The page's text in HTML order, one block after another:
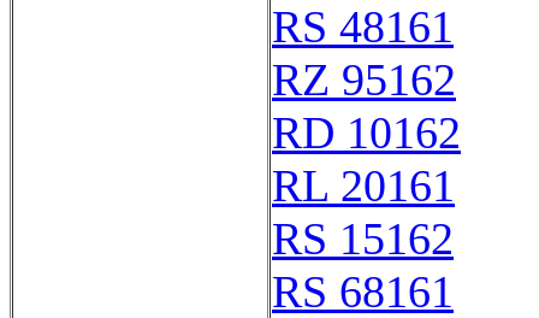
RS 48161
RZ 95162
RD 10162
RL 20161
RS 15162
RS 68161